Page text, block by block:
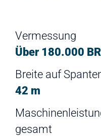
Vermessung
Über 180.000
Breite auf
42 m
gesamt